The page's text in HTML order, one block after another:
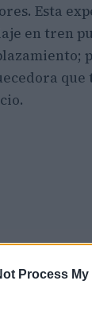
Process My
Esta
en tren
que